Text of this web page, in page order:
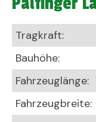
Tragkraft:
Bauhöhe:
Fahrzeuglänge:
Fahrzeugbreite: